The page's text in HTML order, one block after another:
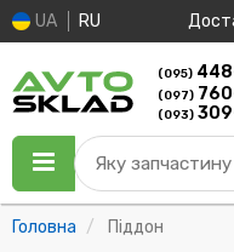
UA RU
(095)
(097)
(093)
Яку
Головна Піддон